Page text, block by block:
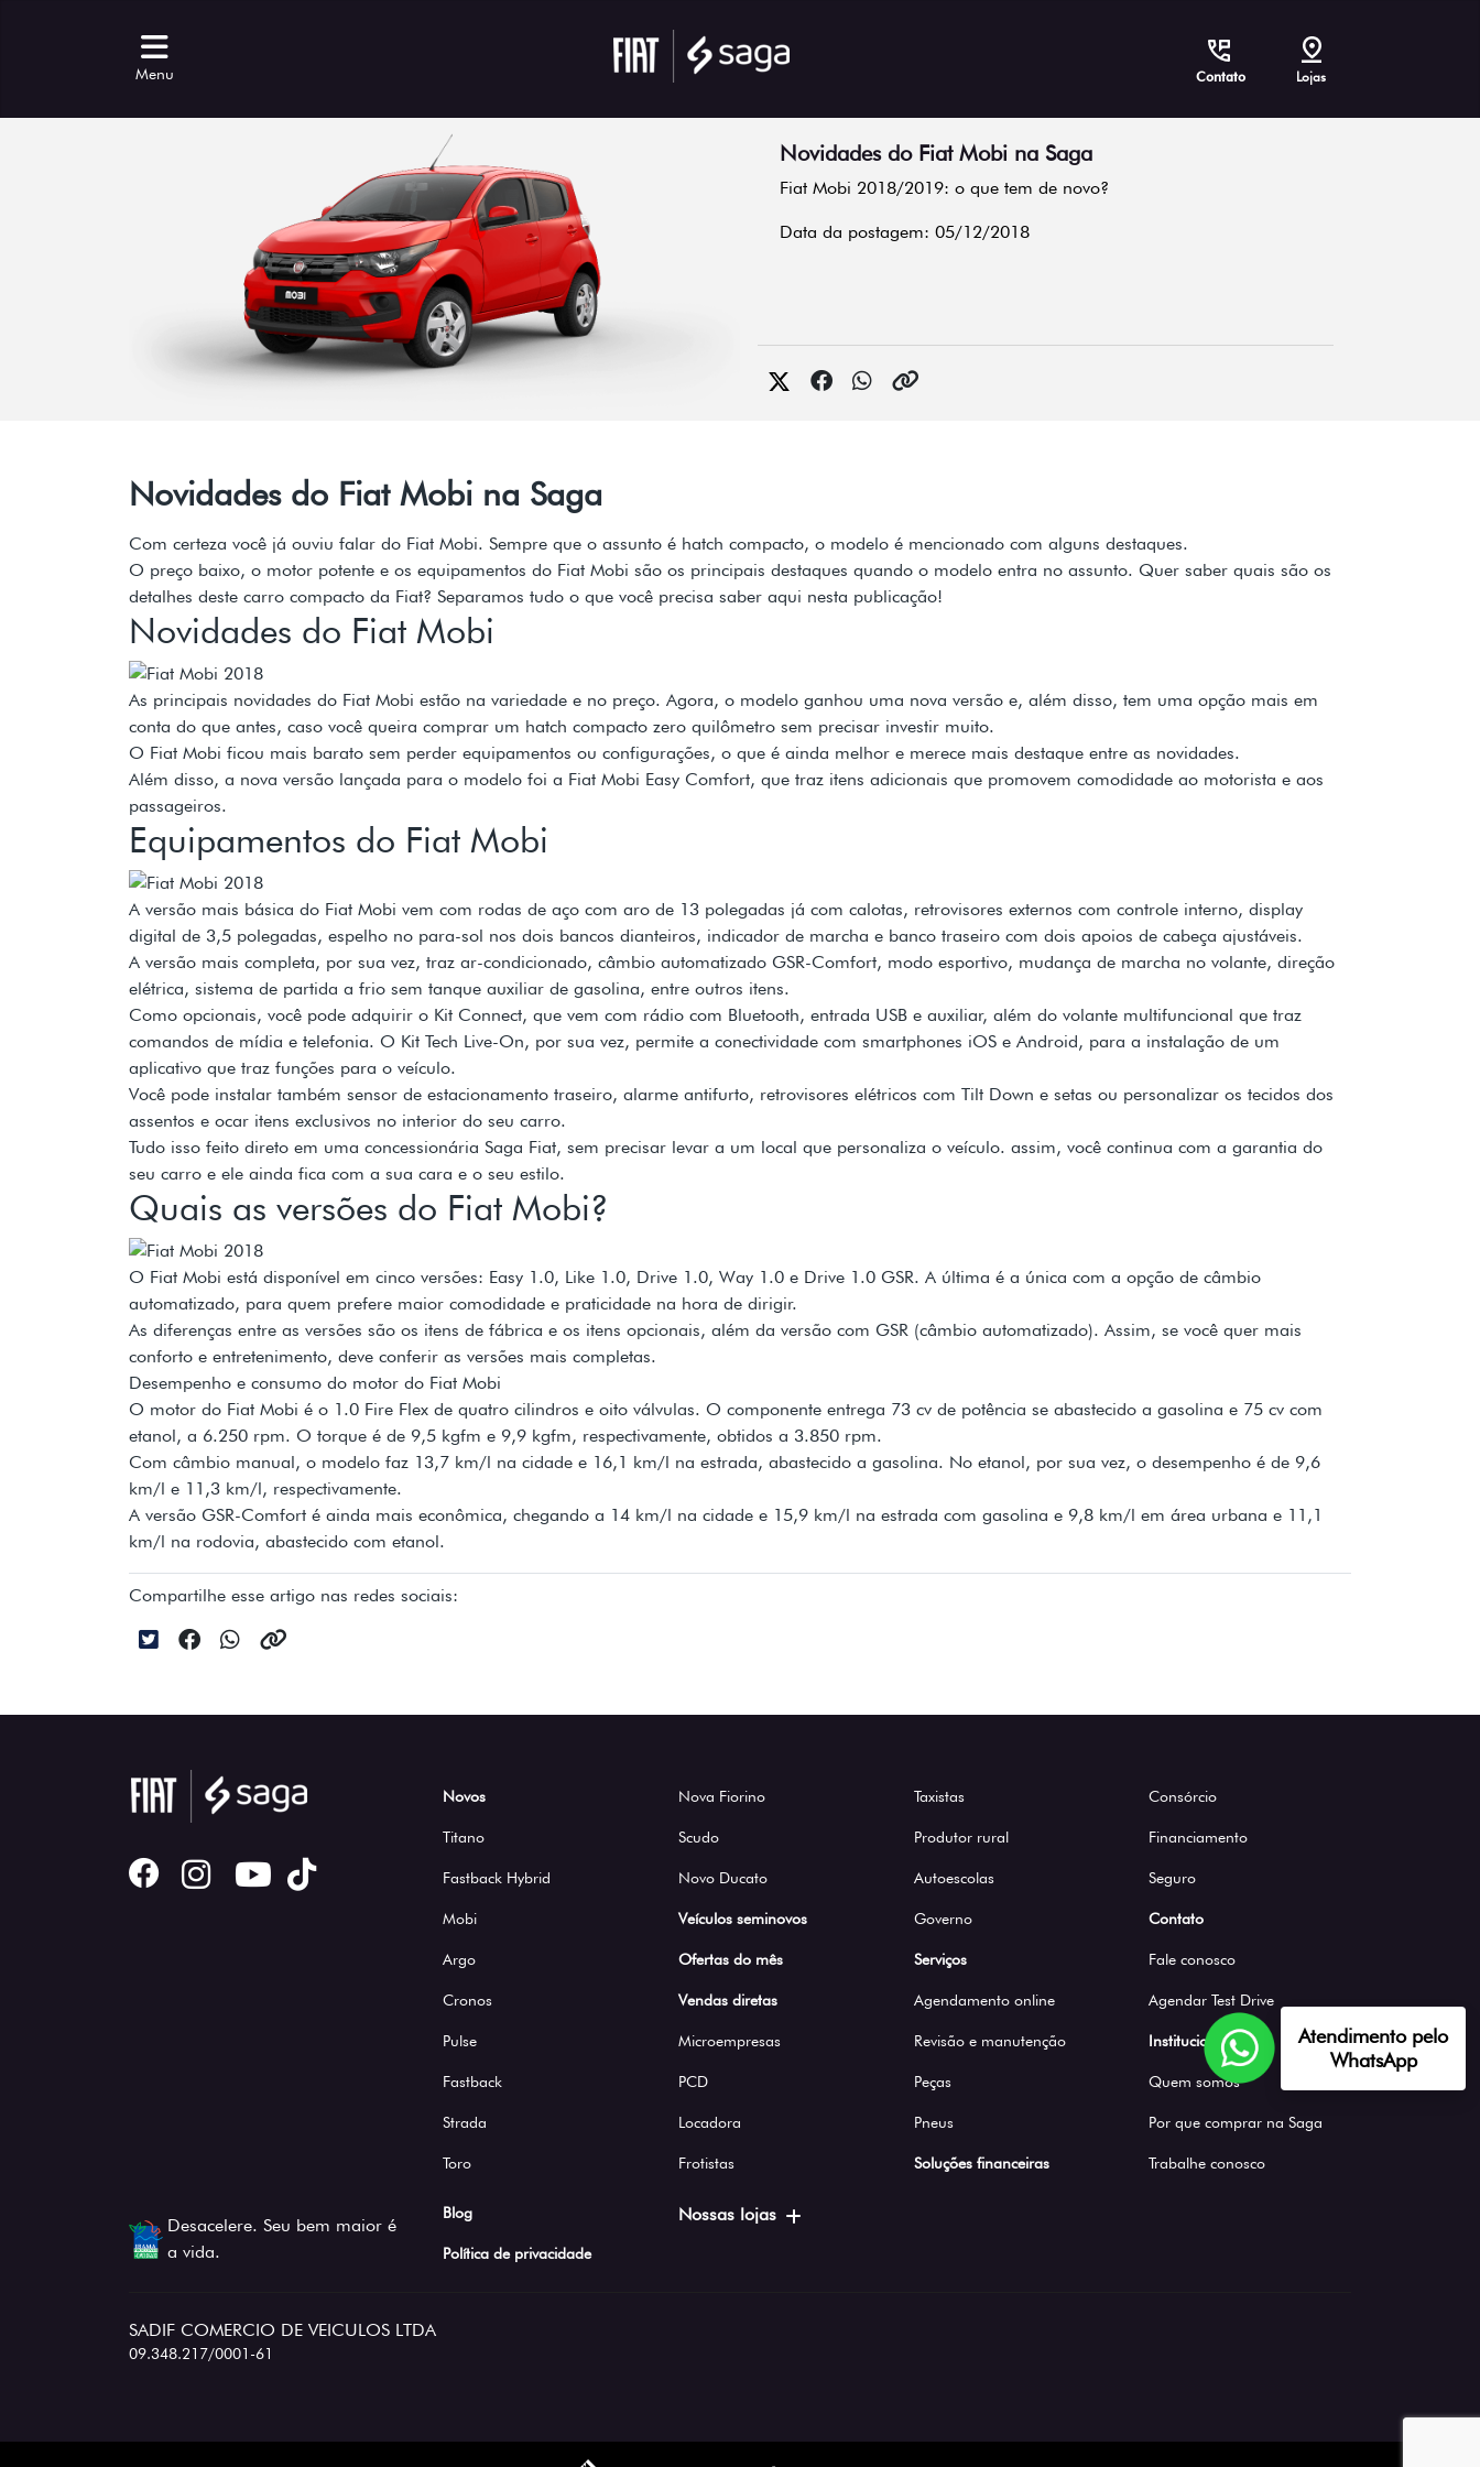
Menu Contato Lojas
Novidades do Fiat Mobi na Saga
Fiat Mobi 2018/2019: o que tem de novo?
Data da postagem: 05/12/2018
Novidades do Fiat Mobi na Saga
Com certeza você já ouviu falar do Fiat Mobi. Sempre que o assunto é hatch compacto, o modelo é mencionado com alguns destaques.
O preço baixo, o motor potente e os equipamentos do Fiat Mobi são os principais destaques quando o modelo entra no assunto. Quer saber quais são os
detalhes deste carro compacto da Fiat? Separamos tudo o que você precisa saber aqui nesta publicação!
Novidades do Fiat Mobi
As principais novidades do Fiat Mobi estão na variedade e no preço. Agora, o modelo ganhou uma nova versão e, além disso, tem uma opção mais em
conta do que antes, caso você queira comprar um hatch compacto zero quilômetro sem precisar investir muito.
O Fiat Mobi ficou mais barato sem perder equipamentos ou configurações, o que é ainda melhor e merece mais destaque entre as novidades.
Além disso, a nova versão lançada para o modelo foi a Fiat Mobi Easy Comfort, que traz itens adicionais que promovem comodidade ao motorista e aos
passageiros.
Equipamentos do Fiat Mobi
A versão mais básica do Fiat Mobi vem com rodas de aço com aro de 13 polegadas já com calotas, retrovisores externos com controle interno, display
digital de 3,5 polegadas, espelho no para-sol nos dois bancos dianteiros, indicador de marcha e banco traseiro com dois apoios de cabeça ajustáveis.
A versão mais completa, por sua vez, traz ar-condicionado, câmbio automatizado GSR-Comfort, modo esportivo, mudança de marcha no volante, direção
elétrica, sistema de partida a frio sem tanque auxiliar de gasolina, entre outros itens.
Como opcionais, você pode adquirir o Kit Connect, que vem com rádio com Bluetooth, entrada USB e auxiliar, além do volante multifuncional que traz
comandos de mídia e telefonia. O Kit Tech Live-On, por sua vez, permite a conectividade com smartphones iOS e Android, para a instalação de um
aplicativo que traz funções para o veículo.
Você pode instalar também sensor de estacionamento traseiro, alarme antifurto, retrovisores elétricos com Tilt Down e setas ou personalizar os tecidos dos
assentos e ocar itens exclusivos no interior do seu carro.
Tudo isso feito direto em uma concessionária Saga Fiat, sem precisar levar a um local que personaliza o veículo. assim, você continua com a garantia do
seu carro e ele ainda fica com a sua cara e o seu estilo.
Quais as versões do Fiat Mobi?
O Fiat Mobi está disponível em cinco versões: Easy 1.0, Like 1.0, Drive 1.0, Way 1.0 e Drive 1.0 GSR. A última é a única com a opção de câmbio
automatizado, para quem prefere maior comodidade e praticidade na hora de dirigir.
As diferenças entre as versões são os itens de fábrica e os itens opcionais, além da versão com GSR (câmbio automatizado). Assim, se você quer mais
conforto e entretenimento, deve conferir as versões mais completas.
Desempenho e consumo do motor do Fiat Mobi
O motor do Fiat Mobi é o 1.0 Fire Flex de quatro cilindros e oito válvulas. O componente entrega 73 cv de potência se abastecido a gasolina e 75 cv com
etanol, a 6.250 rpm. O torque é de 9,5 kgfm e 9,9 kgfm, respectivamente, obtidos a 3.850 rpm.
Com câmbio manual, o modelo faz 13,7 km/l na cidade e 16,1 km/l na estrada, abastecido a gasolina. No etanol, por sua vez, o desempenho é de 9,6
km/l e 11,3 km/l, respectivamente.
A versão GSR-Comfort é ainda mais econômica, chegando a 14 km/l na cidade e 15,9 km/l na estrada com gasolina e 9,8 km/l em área urbana e 11,1
km/l na rodovia, abastecido com etanol.
Compartilhe esse artigo nas redes sociais:
Desacelere. Seu bem maior é
a vida.
Novos
Titano
Fastback Hybrid
Mobi
Argo
Cronos
Pulse
Fastback
Strada
Toro
Nova Fiorino
Scudo
Novo Ducato
Veículos seminovos
Ofertas do mês
Vendas diretas
Microempresas
PCD
Locadora
Frotistas
Taxistas
Produtor rural
Autoescolas
Governo
Serviços
Agendamento online
Revisão e manutenção
Peças
Pneus
Soluções financeiras
Consórcio
Financiamento
Seguro
Contato
Fale conosco
Agendar Test Drive
Institucional
Quem somos
Por que comprar na Saga
Trabalhe conosco
Blog
Política de privacidade
Nossas lojas
SADIF COMERCIO DE VEICULOS LTDA
09.348.217/0001-61
Atendimento pelo
WhatsApp